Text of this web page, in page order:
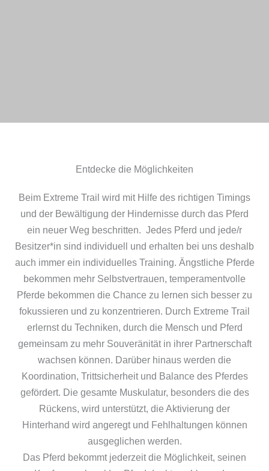
Entdecke die Möglichkeiten
Beim Extreme Trail wird mit Hilfe des richtigen Timings
und der Bewältigung der Hindernisse durch das Pferd
ein neuer Weg beschritten. Jedes Pferd und jede/r
Besitzer*in sind individuell und erhalten bei uns deshalb
auch immer ein individuelles Training. Ängstliche Pferde
bekommen mehr Selbstvertrauen, temperamentvolle
Pferde bekommen die Chance zu lernen sich besser zu
fokussieren und zu konzentrieren. Durch Extreme Trail
erlernst du Techniken, durch die Mensch und Pferd
gemeinsam zu mehr Souveränität in ihrer Partnerschaft
wachsen können. Darüber hinaus werden die
Koordination, Trittsicherheit und Balance des Pferdes
gefördert. Die gesamte Muskulatur, besonders die des
Rückens, wird unterstützt, die Aktivierung der
Hinterhand wird angeregt und Fehlhaltungen können
ausgeglichen werden.
Das Pferd bekommt jederzeit die Möglichkeit, seinen